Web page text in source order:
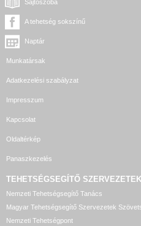
Sajtószoba
A tehetség sokszínű
Naptár
Munkatársak
Adatkezelési szabályzat
Impresszum
Kapcsolat
Oldaltérkép
Panaszkezelés
TEHETSÉGSEGÍTŐ SZERVEZETEK
Nemzeti Tehetségsegítő Tanács
Magyar Tehetségsegítő Szervezetek
Nemzeti Tehetségpont